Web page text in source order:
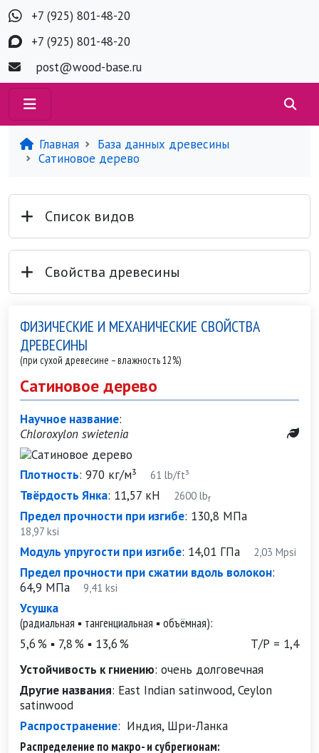
+7 (925) 801-48-20
+7 (925) 801-48-20
post@wood-base.ru
Главная
База данных древесины
Сатиновое дерево
Список видов
Свойства древесины
ФИЗИЧЕСКИЕ И МЕХАНИЧЕСКИЕ СВОЙСТВА
ДРЕВЕСИНЫ
(при сухой древесине – влажность 12%)
Сатиновое дерево
Научное название:
Chloroxylon swietenia
Плотность: 970 кг/м³ 61 lb/ft³
Твёрдость Янка: 11,57 кН 2600 lbf
Предел прочности при изгибе: 130,8 МПа
18,97 ksi
Модуль упругости при изгибе: 14,01 ГПа 2,03 Mpsi
Предел прочности при сжатии вдоль волокон:
64,9 МПа 9,41 ksi
Усушка
(радиальная ▪ тангенциальная ▪ объёмная):
5,6 % ▪ 7,8 % ▪ 13,6 %
Т/Р = 1,4
Устойчивость к гниению: очень долговечная
Другие названия: East Indian satinwood, Ceylon
satinwood
Распространение: Индия, Шри-Ланка
Распределение по макро- и субрегионам: